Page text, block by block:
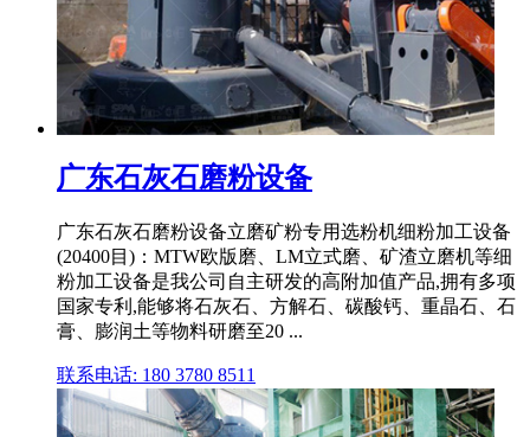
广东石灰石磨粉设备
广东石灰石磨粉设备立磨矿粉专用选粉机细粉加工设备
(20400目)：MTW欧版磨、LM立式磨、矿渣立磨机等细
粉加工设备是我公司自主研发的高附加值产品,拥有多项
国家专利,能够将石灰石、方解石、碳酸钙、重晶石、石
膏、膨润土等物料研磨至20 ...
联系电话: 180 3780 8511